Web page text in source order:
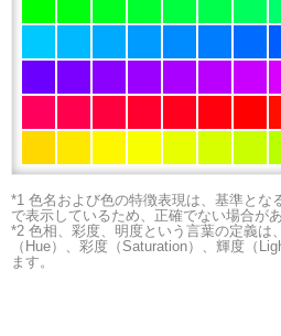
*1 色名および色の特徴表現は、基準とな
で表示しているため、正確でない場合があ
*2 色相、彩度、明度という言葉の定義は、
（Hue）、彩度（Saturation）、輝度（
ます。